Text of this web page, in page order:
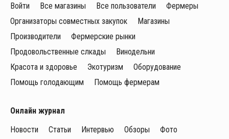
Войти
Все магазины Все пользователи
Фермеры
Организаторы совместных закупок
Магазины
Производители
Фермерские рынки
Продовольственные слкады
Винодельни
Красота и здоровье
Экотуризм
Оборудование
Помощь голодающим
Помощь фермерам
Онлайн журнал
Новости
Статьи Интервью Обзоры
Фото